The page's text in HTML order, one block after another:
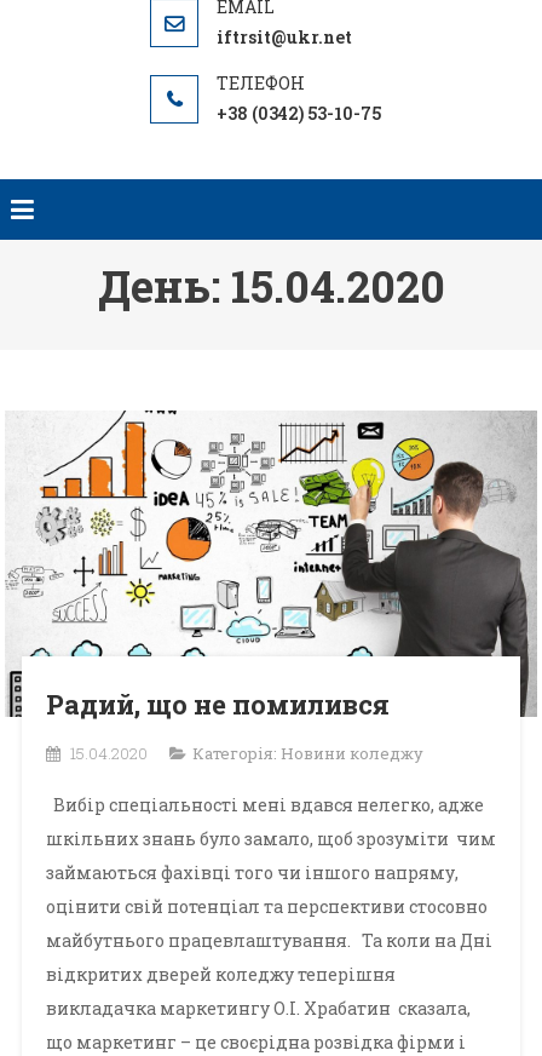
iftrsit@ukr.net
+38 (0342) 53-10-75
День: 15.04.2020
Радий, що не помилився
15.04.2020 Категорія: Новини коледжу
Вибір спеціальності мені вдався нелегко, адже
шкільних знань було замало, щоб зрозуміти чим
займаються фахівці того чи іншого напряму,
оцінити свій потенціал та перспективи стосовно
майбутнього працевлаштування. Та коли на Дні
відкритих дверей коледжу теперішня
викладачка маркетингу О.І. Храбатин сказала,
що маркетинг – це своєрідна розвідка фірми і